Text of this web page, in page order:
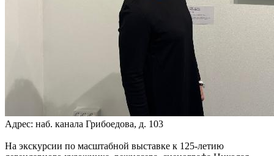
Адрес: наб. канала Грибоедова, д. 103
На экскурсии по масштабной выставке к 125-летию